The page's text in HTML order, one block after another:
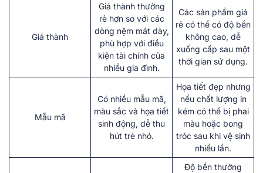
Giá thành
Giá thành thường
rẻ hơn so với các
dòng nệm mát dày,
phù hợp với điều
kiện tài chính của
nhiều gia đình.
Các sản phẩm giá
rẻ có thể có độ bền
không cao, dễ
xuống cấp sau một
thời gian sử dụng.
Mẫu mã
Có nhiều mẫu mã,
màu sắc và họa tiết
sinh động, dễ thu
hút trẻ nhỏ.
Họa tiết đẹp nhưng
nếu chất lượng in
kém có thể bị phai
màu hoặc bong
tróc sau khi vệ sinh
nhiều lần.
Độ bền thường